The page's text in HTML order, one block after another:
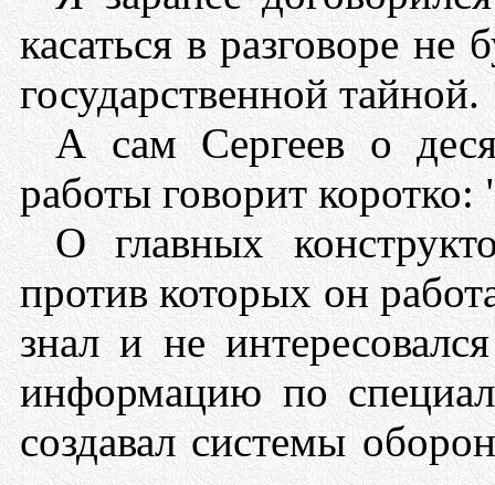
касаться в разговоре
государственной тайной.
А сам Сергеев о
работы говорит
О главных
против которых он
знал и не
информацию по
создавал системы